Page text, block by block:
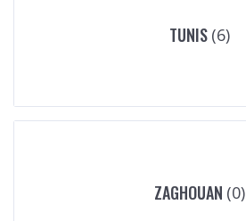
TUNIS (6)
ZAGHOUAN (0)